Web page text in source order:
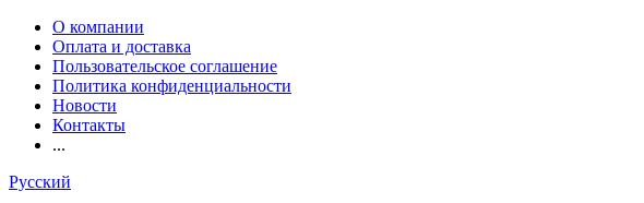
О компании
Оплата и доставка
Пользовательское соглашение
Политика конфиденциальности
Новости
Контакты
...
Русский